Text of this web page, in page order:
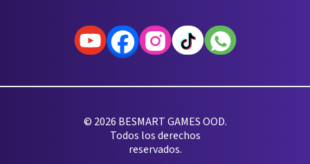
© 2026 BESMART GAMES OOD.
Todos los derechos
reservados.